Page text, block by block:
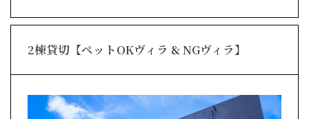
2棟貸切【ペットOKヴィラ & NGヴィラ】